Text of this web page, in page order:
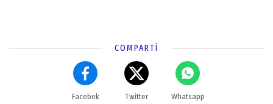
COMPARTÍ
Facebok Twitter Whatsapp